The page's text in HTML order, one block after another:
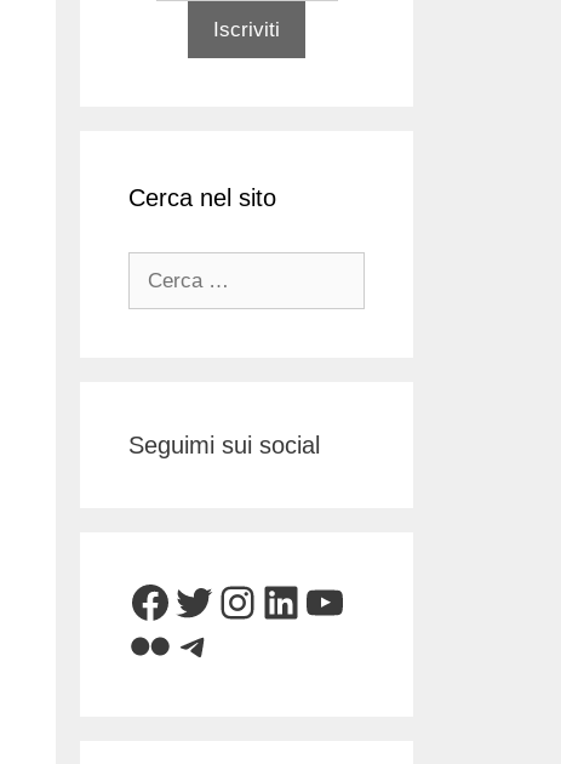
Cerca nel sito
Seguimi sui social
Facebook
Twitter
Instagram
LinkedIn
YouTube
FlickrTelegram